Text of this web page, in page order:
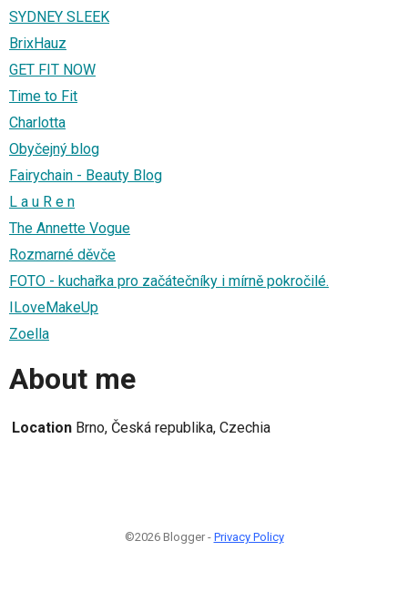
SYDNEY SLEEK
BrixHauz
GET FIT NOW
Time to Fit
Charlotta
Obyčejný blog
Fairychain - Beauty Blog
L a u R e n
The Annette Vogue
Rozmarné děvče
FOTO - kuchařka pro začátečníky i mírně pokročilé.
ILoveMakeUp
Zoella
About me
Location Brno, Česká republika, Czechia
©2026 Blogger - Privacy Policy